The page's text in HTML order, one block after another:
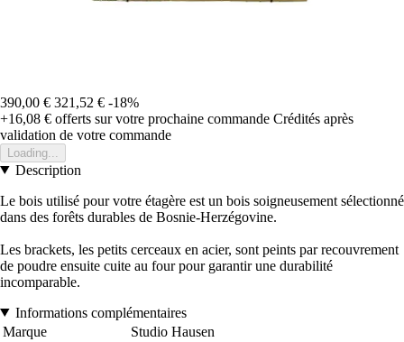
390,00 € 321,52 € -18%
+16,08 € offerts sur votre prochaine commande Crédités après
validation de votre commande
Loading...
Description
Le bois utilisé pour votre étagère est un bois soigneusement sélectionné
dans des forêts durables de Bosnie-Herzégovine.
Les brackets, les petits cerceaux en acier, sont peints par recouvrement
de poudre ensuite cuite au four pour garantir une durabilité
incomparable.
Informations complémentaires
Marque
Studio Hausen